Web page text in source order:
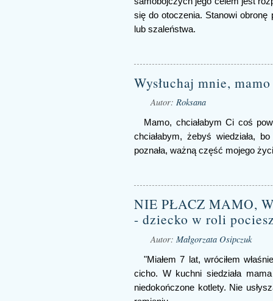
się do otoczenia. Stanowi
lub szaleństwa.
Wysłuchaj mnie, mamo
Autor: Roksana
Mamo, chciałabym Ci coś
chciałabym, żebyś wiedziała,
poznała, ważną część mojego
NIE PŁACZ MAMO,
- dziecko w roli
Autor: Małgorzata Osipczuk
"Miałem 7 lat, wróciłem
cicho. W kuchni siedziała
niedokończone kotlety. Nie